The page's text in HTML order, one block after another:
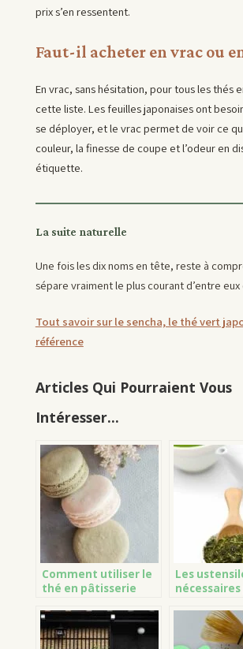
prix s’en ressentent.
Faut-il acheter en vrac ou
En vrac, sans hésitation, pour tous les thés
cette liste. Les feuilles japonaises ont
se déployer, et le vrac permet de voir ce
couleur, la finesse de coupe et l’odeur en
étiquette.
La suite naturelle
Une fois les dix noms en tête, reste à
sépare vraiment le plus courant d’entre eux
Tout savoir sur le sencha, le thé vert
référence
Articles Qui Pourraient Vous
Intéresser...
Comment utiliser le
thé en pâtisserie
Les
japonaise.